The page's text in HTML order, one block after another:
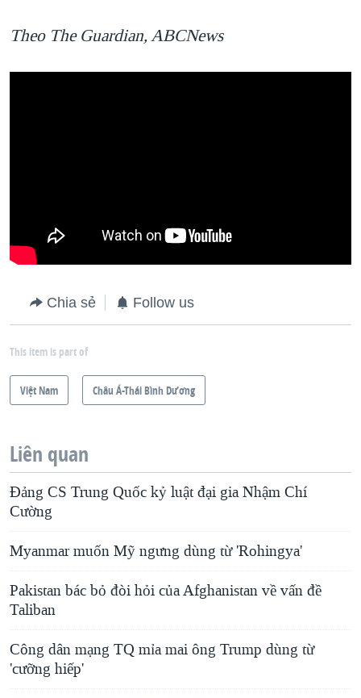
Theo The Guardian, ABCNews
Chia sẻ Follow us
This item is part of
Việt Nam Châu Á-Thái Bình Dương
Liên quan
Đảng CS Trung Quốc kỷ luật đại gia Nhậm Chí
Cường
Myanmar muốn Mỹ ngưng dùng từ 'Rohingya'
Pakistan bác bỏ đòi hỏi của Afghanistan về vấn đề
Taliban
Công dân mạng TQ mỉa mai ông Trump dùng từ
'cưỡng hiếp'